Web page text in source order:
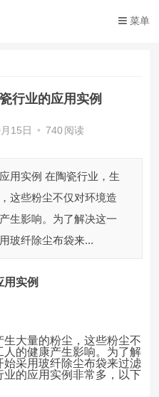
菜单
行业的应用实例
15日 • 740 阅读
用实例 在陶瓷行业，生
这些粉尘不仅对环境造
生影响。为了解决这一
玻纤除尘布袋来...
用实例
大量的粉尘，这些粉尘不
的健康产生影响。为了解
采用玻纤除尘布袋来过滤
的应用实例非常多，以下